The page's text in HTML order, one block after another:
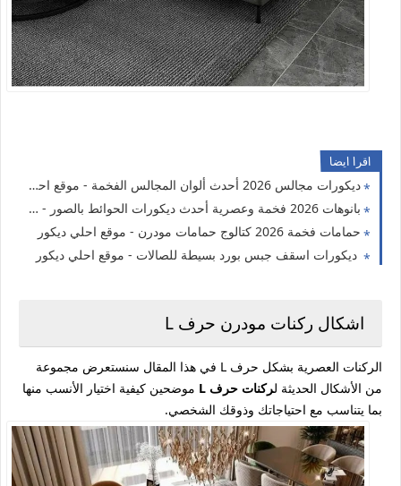
اقرا ايضا
ديكورات مجالس 2026 أحدث ألوان المجالس الفخمة - موقع احلي ديكور
بانوهات 2026 فخمة وعصرية أحدث ديكورات الحوائط بالصور - موقع احلي ديكور
حمامات فخمة 2026 كتالوج حمامات مودرن - موقع احلي ديكور
ديكورات اسقف جبس بورد بسيطة للصالات - موقع احلي ديكور
اشكال ركنات مودرن حرف L
الركنات العصرية بشكل حرف L في هذا المقال سنستعرض مجموعة
من الأشكال الحديثة لركنات حرف L
موضحين كيفية اختيار الأنسب منها
بما يتناسب مع احتياجاتك وذوقك الشخصي.